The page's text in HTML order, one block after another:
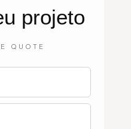
projeto
QUOTE